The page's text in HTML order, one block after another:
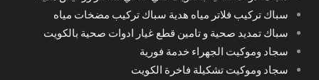
سباك تركيب فلاتر مياه هدية سباك تركيب مضخات مياه
سباك تمديد صحية و تامين قطع غيار ادوات صحية بالكويت
سجاد وموكيت الجهراء خدمة فورية
سجاد وموكيت تشكيلة فاخرة الكويت